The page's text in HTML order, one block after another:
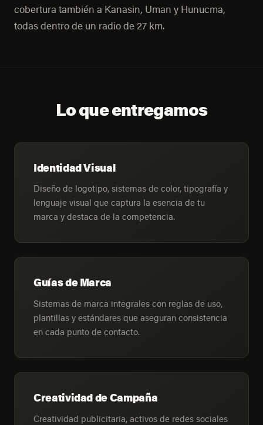
cobertura también a Kanasin, Uman y Hunucma,
todas dentro de un radio de 27 km.
Lo que entregamos
Identidad Visual
Diseño de logotipo, sistemas de color, tipografía y
lenguaje visual que captura la esencia de tu
marca y destaca de la competencia.
Guías de Marca
Sistemas de marca integrales con reglas de uso,
plantillas y estándares que aseguran consistencia
en cada punto de contacto.
Creatividad de Campaña
Creatividad publicitaria, activos de redes sociales